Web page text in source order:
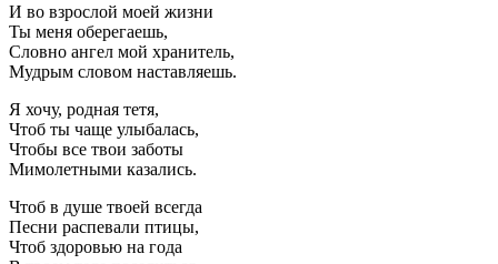
И во взрослой моей жизни
Ты меня оберегаешь,
Словно ангел мой хранитель,
Мудрым словом наставляешь.
Я хочу, родная тетя,
Чтоб ты чаще улыбалась,
Чтобы все твои заботы
Мимолетными казались.
Чтоб в душе твоей всегда
Песни распевали птицы,
Чтоб здоровью на года